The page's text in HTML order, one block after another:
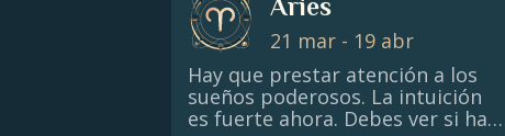
Obviamente, debes prestar más
atención a las señales y pistas
del destino. Aunque no ocurra
nada especial en tu vida, merece
la pena que te prepares para
posibles cambios, la previsión es
Aries
21 mar - 19 abr
Hay que prestar atención a los
sueños poderosos. La intuición
es fuerte ahora. Debes ver si hay